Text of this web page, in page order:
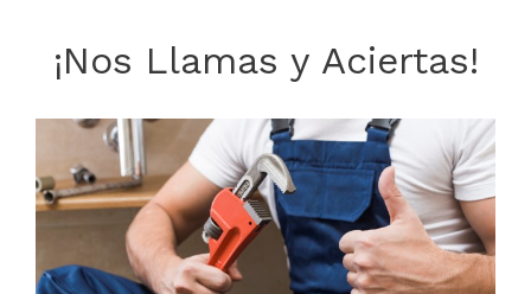
¡Nos Llamas y Aciertas!